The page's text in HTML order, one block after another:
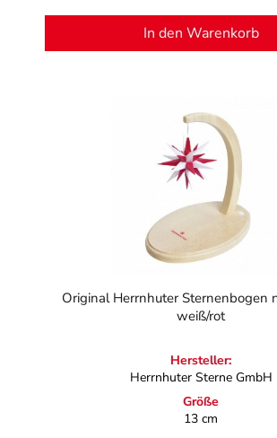
In den Warenkorb
Original Herrnhuter Sternenbogen
weiß/rot
Hersteller:
Herrnhuter Sterne GmbH
Größe
13 cm